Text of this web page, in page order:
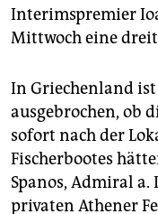
Interimspremier
Mittwoch eine
In Griechenland
ausgebrochen, ob
sofort nach der
Fischerbootes
Spanos, Admiral
privaten Athener